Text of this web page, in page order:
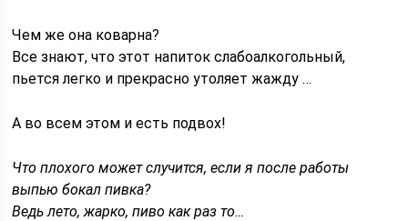
Чем же она коварна?
Все знают, что этот напиток слабоалкогольный,
пьется легко и прекрасно утоляет жажду …
А во всем этом и есть подвох!
Что плохого может случится, если я после работы
выпью бокал пивка?
Ведь лето, жарко, пиво как раз то…